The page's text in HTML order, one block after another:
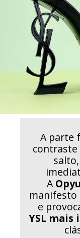
A parte
contraste
A
manifesto
e
YSL mais